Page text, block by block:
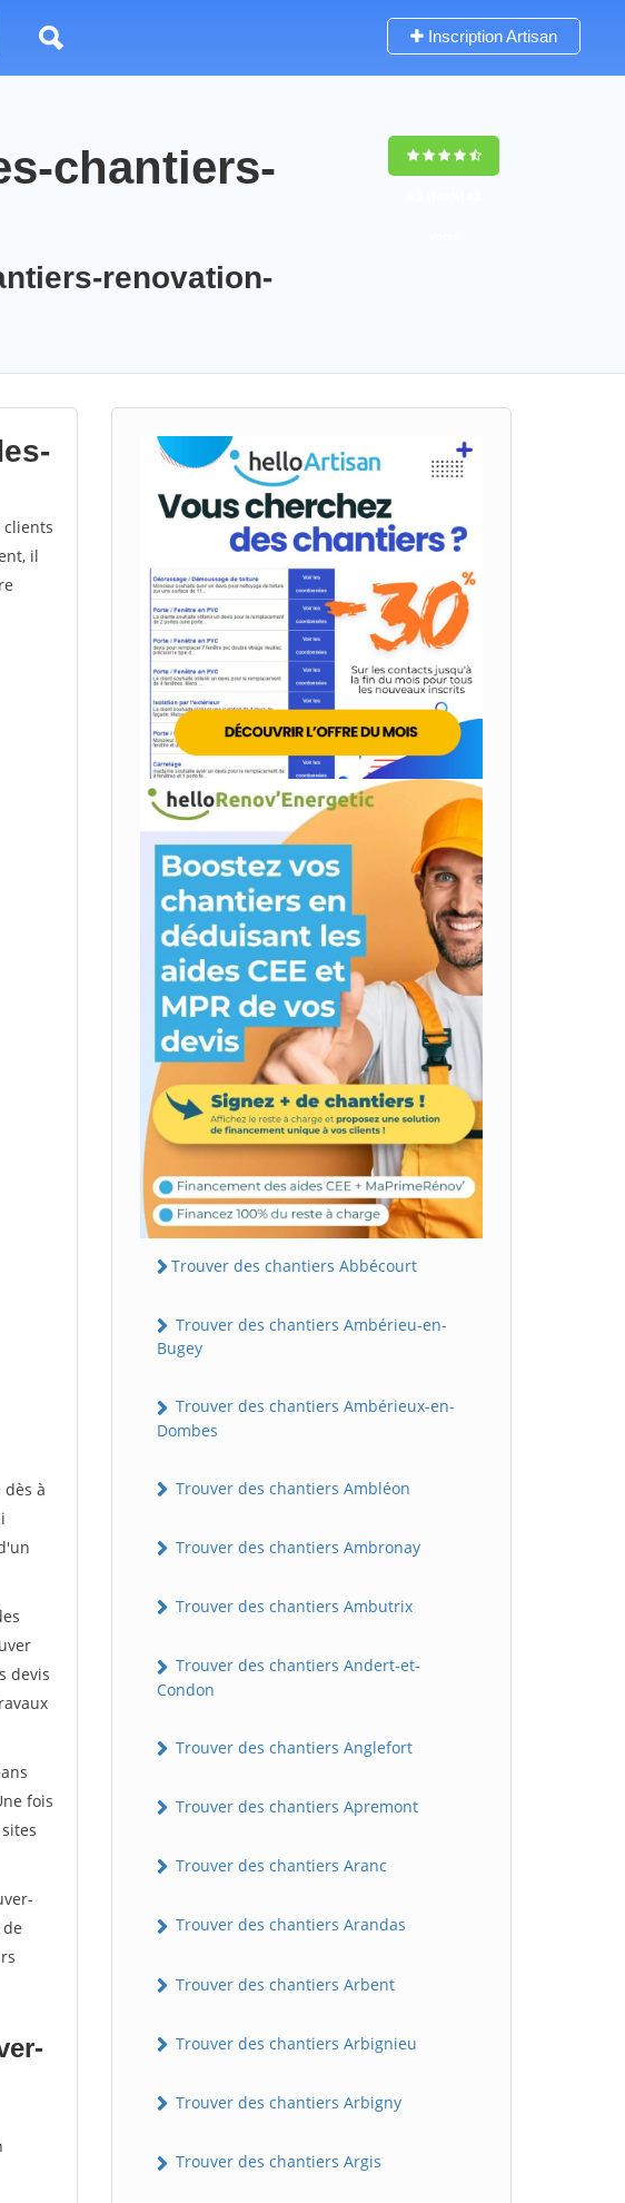
Inscription Artisan
chantiers-
renovation-
clients
il
à
devis
fois
Trouver des chantiers Abbécourt
Trouver des chantiers Ambérieu-en-
Bugey
Trouver des chantiers Ambérieux-en-
Dombes
Trouver des chantiers Ambléon
Trouver des chantiers Ambronay
Trouver des chantiers Ambutrix
Trouver des chantiers Andert-et-
Condon
Trouver des chantiers Anglefort
Trouver des chantiers Apremont
Trouver des chantiers Aranc
Trouver des chantiers Arandas
Trouver des chantiers Arbent
Trouver des chantiers Arbignieu
Trouver des chantiers Arbigny
Trouver des chantiers Argis